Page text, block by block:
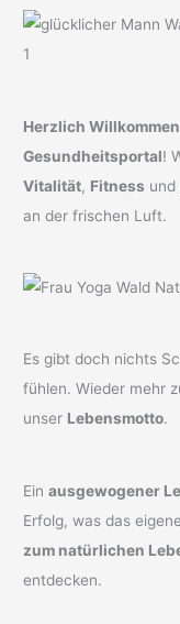
Herzlich Willkommen
Gesundheitsportal!
Vitalität, Fitness und
an der frischen Luft.
Es gibt doch nichts
fühlen. Wieder mehr
unser Lebensmotto.
Einausgewogener
Erfolg, was das
zum natürlichen
entdecken.